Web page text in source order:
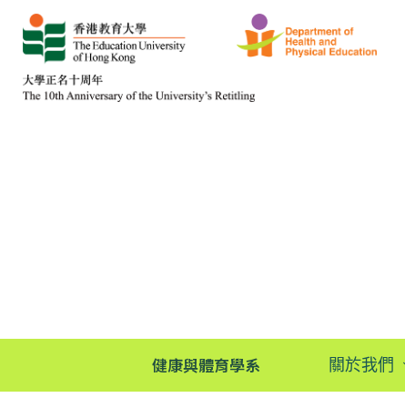
健康與體育學系 關於我們